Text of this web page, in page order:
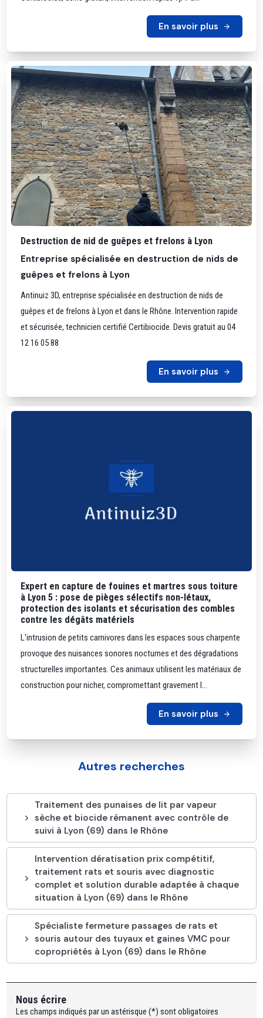
En savoir plus
Destruction de nid de guêpes et frelons à Lyon
Entreprise spécialisée en destruction de nids de
guêpes et frelons à Lyon
Antinuiz 3D, entreprise spécialisée en destruction de nids de
guêpes et de frelons à Lyon et dans le Rhône. Intervention rapide
et sécurisée, technicien certifié Certibiocide. Devis gratuit au 04
12 16 05 88
En savoir plus
Expert en capture de fouines et martres sous toiture
à Lyon 5 : pose de pièges sélectifs non-létaux,
protection des isolants et sécurisation des combles
contre les dégâts matériels
L'intrusion de petits carnivores dans les espaces sous charpente
provoque des nuisances sonores nocturnes et des dégradations
structurelles importantes. Ces animaux utilisent les matériaux de
construction pour nicher, compromettant gravement l...
En savoir plus
Autres recherches
Traitement des punaises de lit par vapeur
sèche et biocide rémanent avec contrôle de
suivi à Lyon (69) dans le Rhône
Intervention dératisation prix compétitif,
traitement rats et souris avec diagnostic
complet et solution durable adaptée à chaque
situation à Lyon (69) dans le Rhône
Spécialiste fermeture passages de rats et
souris autour des tuyaux et gaines VMC pour
copropriétés à Lyon (69) dans le Rhône
Nous écrire
Les champs indiqués par un astérisque (*) sont obligatoires